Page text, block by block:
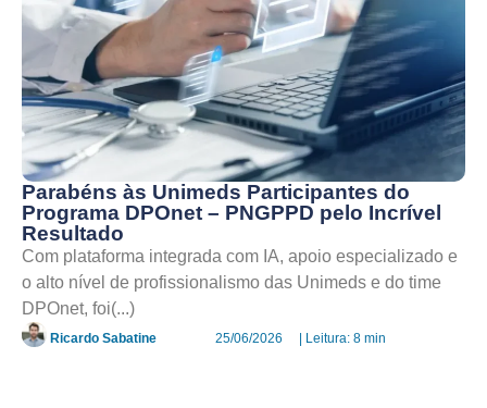
Parabéns às Unimeds Participantes do
Programa DPOnet – PNGPPD pelo Incrível
Resultado
Com plataforma integrada com IA, apoio especializado e
o alto nível de profissionalismo das Unimeds e do time
DPOnet, foi(...)
Ricardo Sabatine 25/06/2026 | Leitura: 8 min